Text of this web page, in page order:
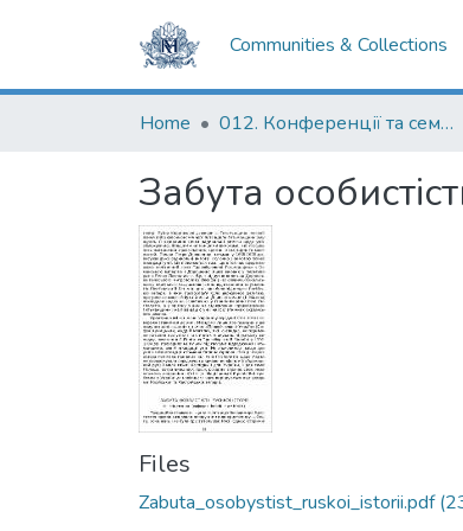
Communities & Collections
Home 012. Конференції та семінари НаУКМА
Забута
Files
Zabuta_osobystist_ruskoi_istorii.pdf